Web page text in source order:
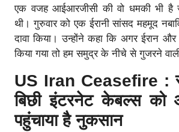
एक वजह आईआरजीसी की वो धमकी भी है
थी। गुरुवार को एक ईरानी सांसद महमूद
दावा किया। उन्होंने कहा कि अगर ईरान
किया गया तो हम समुद्र के नीचे से गुजरने
US Iran Ceasefire :
बिछी इंटरनेट केबल्स को
पहुंचाया है नुकसान